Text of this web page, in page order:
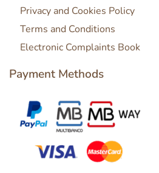
Privacy and Cookies Policy
Terms and Conditions
Electronic Complaints Book
Payment Methods